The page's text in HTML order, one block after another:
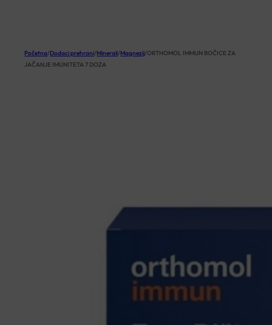
Početna/Dodaci prehrani/Minerali/Magnezij/ORTHOMOL IMMUN BOČICE ZA
JAČANJE IMUNITETA 7 DOZA